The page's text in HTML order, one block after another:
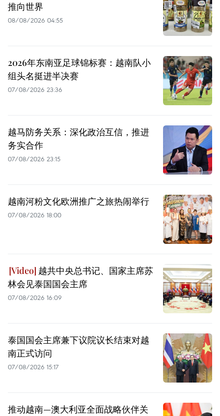
推向世界
08/08/2026 04:55
2026年东南亚足球锦标赛：越南队小
组头名挺进半决赛
07/08/2026 23:36
越马防务关系：深化政治互信，推进
务实合作
07/08/2026 23:15
越南河粉文化欧洲推广之旅热闹举行
07/08/2026 18:00
越共中央总书记、国家主席苏
林会见泰国国会主席
07/08/2026 16:09
泰国国会主席兼下议院议长结束对越
南正式访问
07/08/2026 15:17
推动越南—澳大利亚全面战略伙伴关